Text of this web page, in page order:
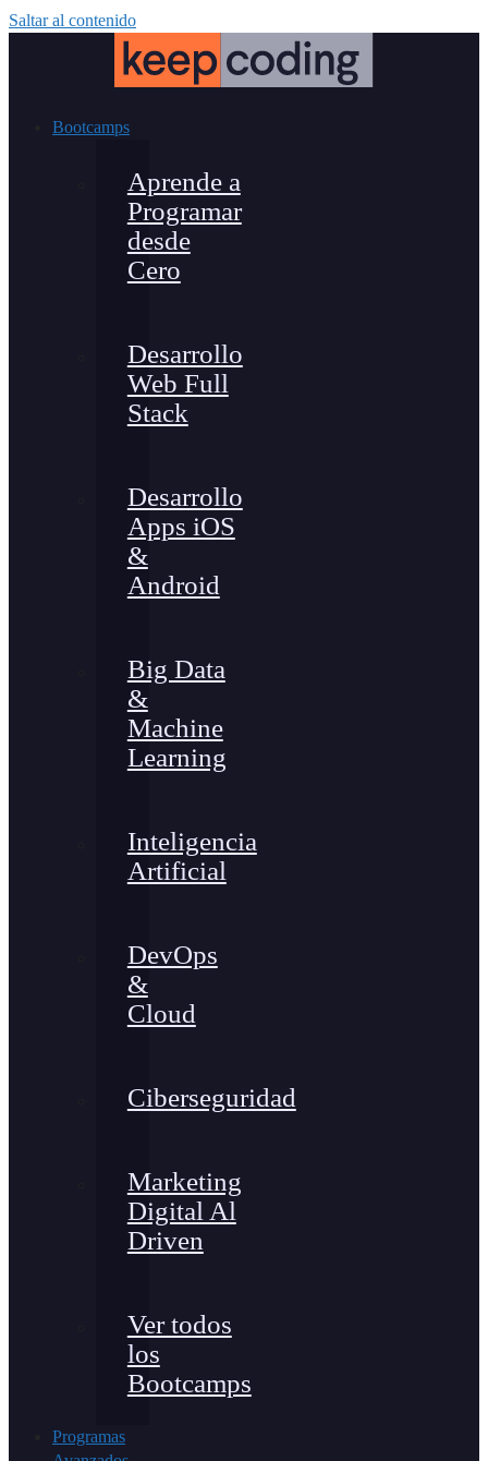
Saltar al contenido
Bootcamps
Aprende a
Programar
desde
Cero
Desarrollo
Web Full
Stack
Desarrollo
Apps iOS
&
Android
Big Data
&
Machine
Learning
Inteligencia
Artificial
DevOps
&
Cloud
Ciberseguridad
Marketing
Digital Al
Driven
Ver todos
los
Bootcamps
Programas